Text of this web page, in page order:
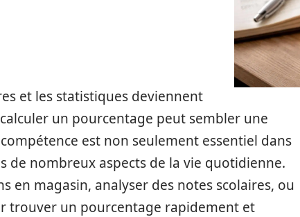
et les statistiques deviennent
un pourcentage peut sembler une
est non seulement essentiel dans
de nombreux aspects de la vie quotidienne.
en magasin, analyser des notes scolaires, ou
trouver un pourcentage rapidement et